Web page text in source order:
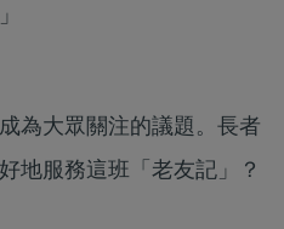
為大眾關注的議題。長者
地服務這班「老友記」？